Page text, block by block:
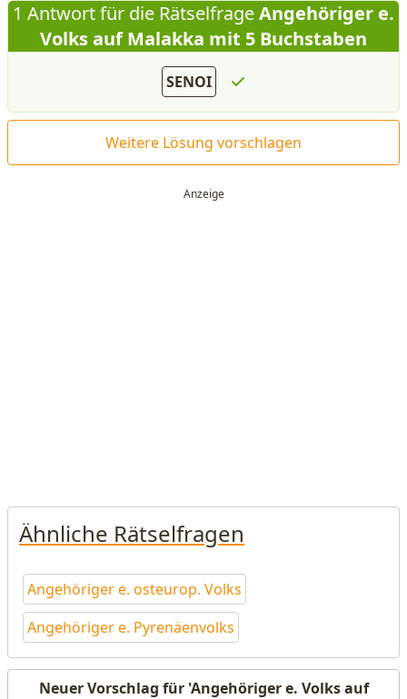
1 Antwort für die RätselfrageAngehöriger e.
Volks auf Malakka mit 5 Buchstaben
SENOI
Weitere Lösung vorschlagen
Ähnliche Rätselfragen
Angehöriger e. osteurop. Volks
Angehöriger e. Pyrenäenvolks
Neuer Vorschlag für 'Angehöriger e. Volks auf